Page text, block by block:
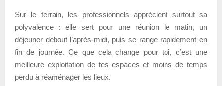
Sur le terrain, les professionnels apprécient surtout sa
polyvalence : elle sert pour une réunion le matin, un
déjeuner debout l’après-midi, puis se range rapidement en
fin de journée. Ce que cela change pour toi, c’est une
meilleure exploitation de tes espaces et moins de temps
perdu à réaménager les lieux.